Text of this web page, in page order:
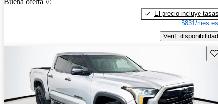
Buena oferta
El precio incluye tasas
$831/mes
Verif. disponibilidad